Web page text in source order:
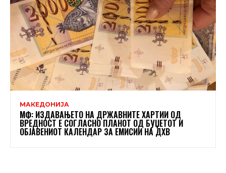
МАКЕДОНИЈА
МФ: ИЗДАВАЊЕТО НА ДРЖАВНИТЕ ХАРТИИ ОД
ВРЕДНОСТ Е СОГЛАСНО ПЛАНОТ ОД БУЏЕТОТ И
ОБЈАВЕНИОТ КАЛЕНДАР ЗА ЕМИСИИ НА ДХВ